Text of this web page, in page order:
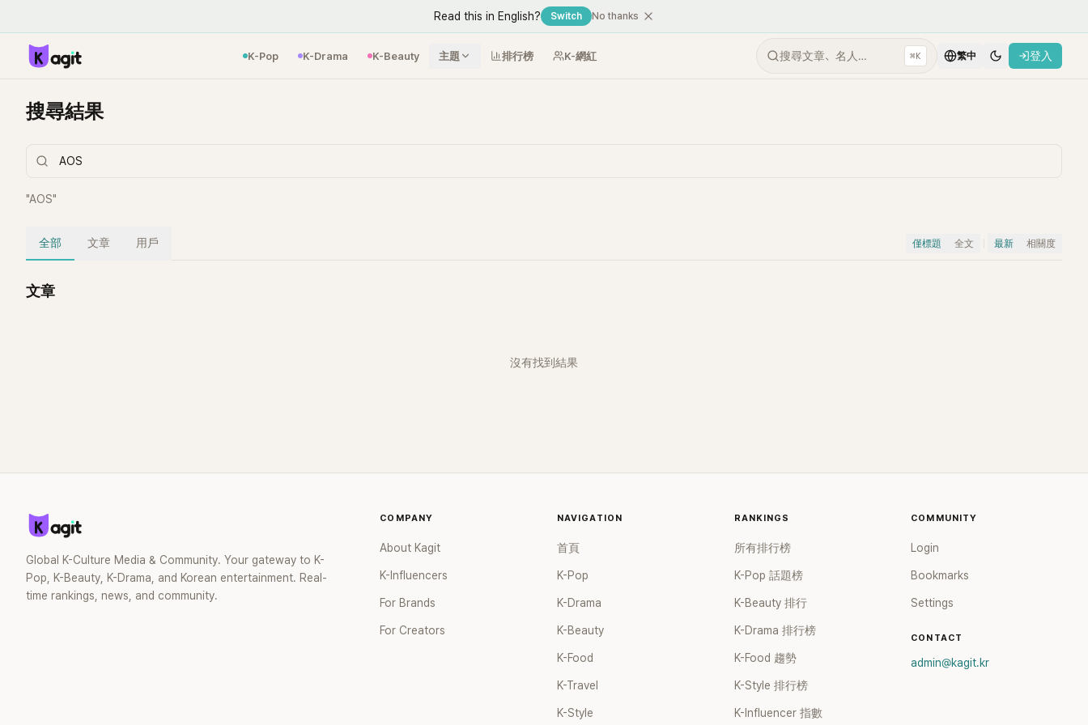
Read this in English? Switch No thanks
K-Pop K-Drama K-Beauty 主題 排行榜 K-網紅 搜尋文章、名人… ⌘K 繁中 登入
搜尋結果
"AOS"
全部 文章 用戶 僅標題 全文 最新 相關度
文章
沒有找到結果
Global K-Culture Media & Community. Your gateway to K-
Pop, K-Beauty, K-Drama, and Korean entertainment. Real-
time rankings, news, and community.
COMPANY
About Kagit
K-Influencers
For Brands
For Creators
NAVIGATION
首頁
K-Pop
K-Drama
K-Beauty
K-Food
K-Travel
K-Style
RANKINGS
所有排行榜
K-Pop 話題榜
K-Beauty 排行
K-Drama 排行榜
K-Food 趨勢
K-Style 排行榜
K-Influencer 指數
COMMUNITY
Login
Bookmarks
Settings
CONTACT
admin@kagit.kr